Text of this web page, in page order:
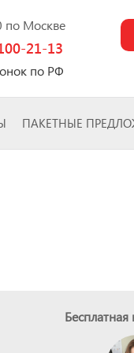
по Москве
21-13
по РФ
ПАКЕТНЫЕ
Бесплатная